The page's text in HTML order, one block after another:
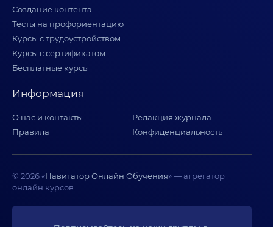
Создание контента
Тесты на профориентацию
Курсы с трудоустройством
Курсы с сертификатом
Бесплатные курсы
Информация
О нас и контакты
Редакция журнала
Правила
Конфиденциальность
© 2026 «Навигатор Онлайн Обучения» — агрегатор
онлайн курсов.